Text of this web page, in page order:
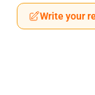
Write your